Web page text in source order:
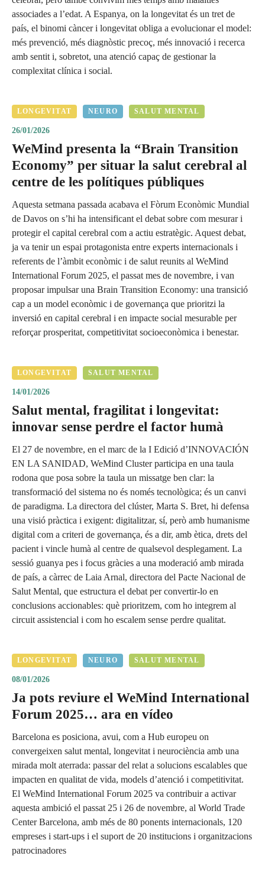
associades a l’edat. A Espanya, on la longevitat és un tret de
país, el binomi càncer i longevitat obliga a evolucionar el model:
més prevenció, més diagnòstic precoç, més innovació i recerca
amb sentit i, sobretot, una atenció capaç de gestionar la
complexitat clínica i social.
LONGEVITAT NEURO SALUT MENTAL
26/01/2026
WeMind presenta la “Brain Transition
Economy” per situar la salut cerebral al
centre de les polítiques públiques
Aquesta setmana passada acabava el Fòrum Econòmic Mundial
de Davos on s’hi ha intensificant el debat sobre com mesurar i
protegir el capital cerebral com a actiu estratègic. Aquest debat,
ja va tenir un espai protagonista entre experts internacionals i
referents de l’àmbit econòmic i de salut reunits al WeMind
International Forum 2025, el passat mes de novembre, i van
proposar impulsar una Brain Transition Economy: una transició
cap a un model econòmic i de governança que prioritzi la
inversió en capital cerebral i en impacte social mesurable per
reforçar prosperitat, competitivitat socioeconòmica i benestar.
LONGEVITAT SALUT MENTAL
14/01/2026
Salut mental, fragilitat i longevitat:
innovar sense perdre el factor humà
El 27 de novembre, en el marc de la I Edició d’INNOVACIÓN
EN LA SANIDAD, WeMind Cluster participa en una taula
rodona que posa sobre la taula un missatge ben clar: la
transformació del sistema no és només tecnològica; és un canvi
de paradigma. La directora del clúster, Marta S. Bret, hi defensa
una visió pràctica i exigent: digitalitzar, sí, però amb humanisme
digital com a criteri de governança, és a dir, amb ètica, drets del
pacient i vincle humà al centre de qualsevol desplegament. La
sessió guanya pes i focus gràcies a una moderació amb mirada
de país, a càrrec de Laia Arnal, directora del Pacte Nacional de
Salut Mental, que estructura el debat per convertir-lo en
conclusions accionables: què prioritzem, com ho integrem al
circuit assistencial i com ho escalem sense perdre qualitat.
LONGEVITAT NEURO SALUT MENTAL
08/01/2026
Ja pots reviure el WeMind International
Forum 2025… ara en vídeo
Barcelona es posiciona, avui, com a Hub europeu on
convergeixen salut mental, longevitat i neurociència amb una
mirada molt aterrada: passar del relat a solucions escalables que
impacten en qualitat de vida, models d’atenció i competitivitat.
El WeMind International Forum 2025 va contribuir a activar
aquesta ambició el passat 25 i 26 de novembre, al World Trade
Center Barcelona, amb més de 80 ponents internacionals, 120
empreses i start-ups i el suport de 20 institucions i organitzacions
patrocinadores